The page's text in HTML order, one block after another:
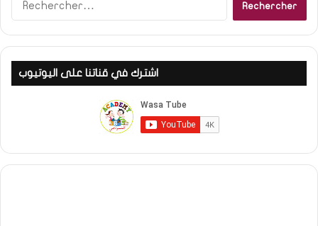
اشترك في قناتنا على اليوتيوب